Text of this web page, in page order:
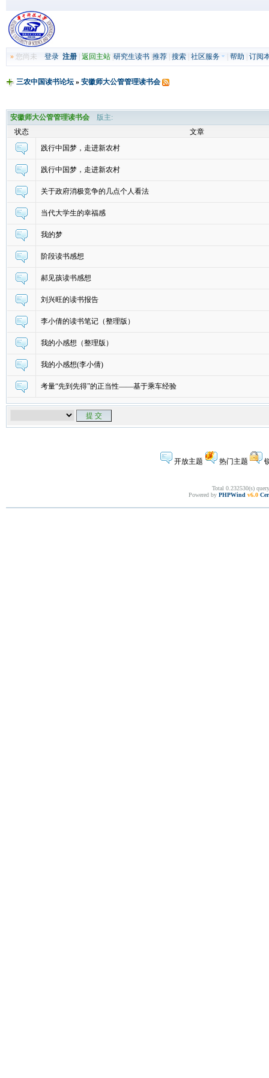
»您尚未 登录 注册| 返回主站| 研究生读书| 推荐| 搜索| 社区服务 帮助 订阅
三农中国读书论坛» 安徽师大公管管理读书会
安徽师大公管管理读书会版主:
状态
文章
践行中国梦，走进新农村
践行中国梦，走进新农村
关于政府消极竞争的几点个人看法
当代大学生的幸福感
我的梦
阶段读书感想
郝见孩读书感想
刘兴旺的读书报告
李小倩的读书笔记（整理版）
我的小感想（整理版）
我的小感想(李小倩)
考量“先到先得”的正当性——基于乘车经验
开放主题 热门主题
Total 0.232530(s)
Powered by PHPWind v6.0